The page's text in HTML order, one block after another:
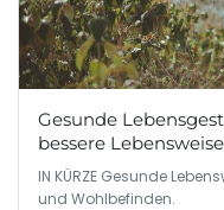
Gesunde
bessere Lebensweise
IN KÜRZE Gesunde
und Wohlbefinden.